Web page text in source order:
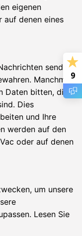
eigenen
auf denen eines
senden,
Manchmal
bitten, die
Dies
und Ihre
werden auf den
oder auf denen
um unsere
Lesen Sie
9